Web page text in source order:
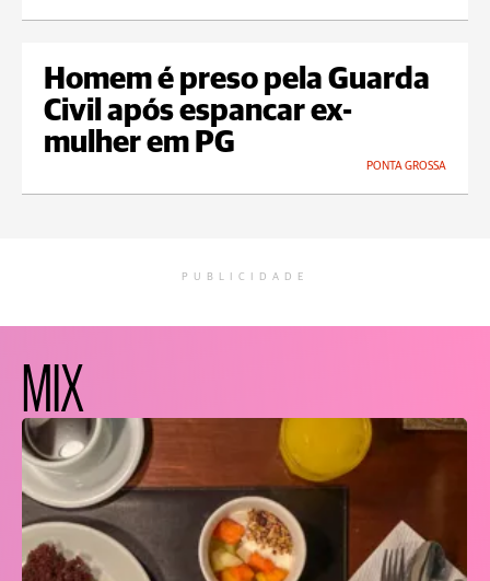
Homem é preso pela Guarda
Civil após espancar ex-
mulher em PG
PONTA GROSSA
PUBLICIDADE
MIX